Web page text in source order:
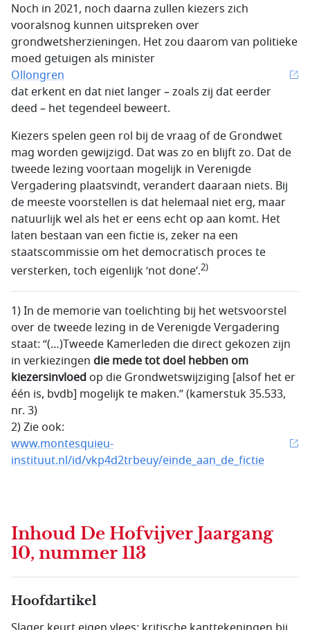
Noch in 2021, noch daarna zullen kiezers zich
vooralsnog kunnen uitspreken over
grondwetsherzieningen. Het zou daarom van politieke
moed getuigen als minister
Ollongren
dat erkent en dat niet langer – zoals zij dat eerder
deed – het tegendeel beweert.
Kiezers spelen geen rol bij de vraag of de Grondwet
mag worden gewijzigd. Dat was zo en blijft zo. Dat de
tweede lezing voortaan mogelijk in Verenigde
Vergadering plaatsvindt, verandert daaraan niets. Bij
de meeste voorstellen is dat helemaal niet erg, maar
natuurlijk wel als het er eens echt op aan komt. Het
laten bestaan van een fictie is, zeker na een
staatscommissie om het democratisch proces te
versterken, toch eigenlijk ‘not done’.2)
1) In de memorie van toelichting bij het wetsvoorstel
over de tweede lezing in de Verenigde Vergadering
staat: “(…)Tweede Kamerleden die direct gekozen zijn
in verkiezingen die mede tot doel hebben om
kiezersinvloed op die Grondwetswijziging [alsof het er
één is, bvdb] mogelijk te maken.” (kamerstuk 35.533,
nr. 3)
2) Zie ook:
www.montesquieu-
instituut.nl/id/vkp4d2trbeuy/einde_aan_de_fictie
Inhoud De Hofvijver Jaargang
10, nummer 113
Hoofdartikel